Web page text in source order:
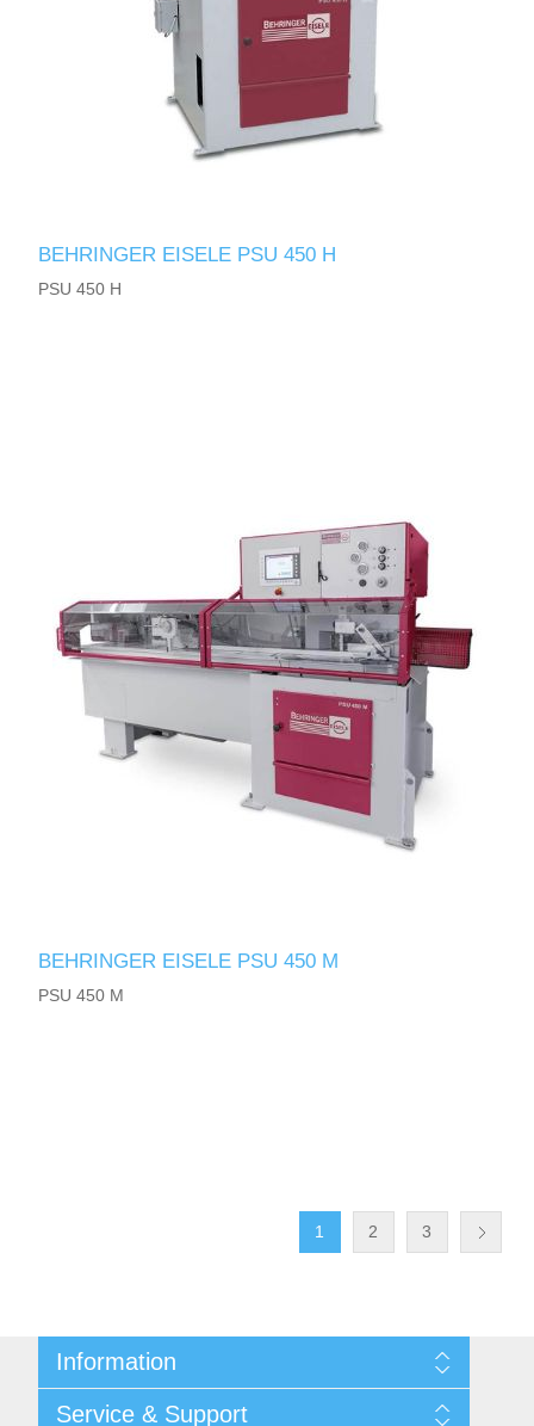
BEHRINGER EISELE PSU 450 H
PSU 450 H
BEHRINGER EISELE PSU 450 M
PSU 450 M
1 2 3
Information
Service & Support